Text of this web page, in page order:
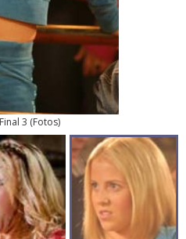
3 (Fotos)